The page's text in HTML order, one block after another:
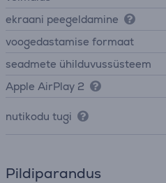
ekraani peegeldamine
voogedastamise formaat
seadmete ühilduvussüsteem
Apple AirPlay 2
nutikodu tugi
Pildiparandus